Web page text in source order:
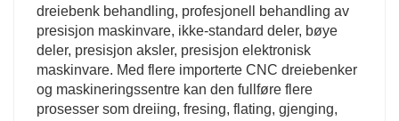
dreiebenk behandling, profesjonell behandling av
presisjon maskinvare, ikke-standard deler, bøye
deler, presisjon aksler, presisjon elektronisk
maskinvare. Med flere importerte CNC dreiebenker
og maskineringssentre kan den fullføre flere
prosesser som dreiing, fresing, flating, gjenging,